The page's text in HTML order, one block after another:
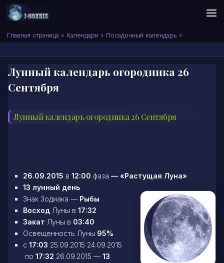
Skip to content
Сонник I-SONNIK.COM
Главная страница » Календари » Посадочный календарь »
Лунный календарь огородника 26
Сентября
Лунный календарь огородника 26 Сентября
26.09.2015 в 12:00 фаза — «Растущая Луна»
13 лунный день
Знак Зодиака — Рыбы
Восход Луны в 17:32
Закат Луны в 03:40
Освещенность Луны 95%
c 17:03 25.09.2015 24.09.2015
по 17:32 26.09.2015 — 13